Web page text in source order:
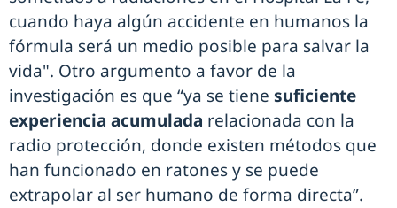
cuando haya algún accidente en humanos la
fórmula será un medio posible para salvar la
vida". Otro argumento a favor de la
investigación es que “ya se tiene suficiente
experiencia acumulada relacionada con la
radio protección, donde existen métodos que
han funcionado en ratones y se puede
extrapolar al ser humano de forma directa”.